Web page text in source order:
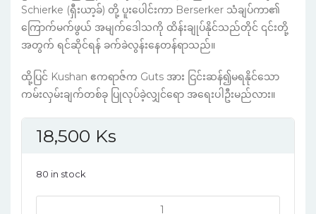
Schierke (ရှီးယာ့ခ်) တို့ ပူးပေါင်းကာ Berserker သံချပ်ကာ၏
ကြောက်မက်ဖွယ် အမျက်ဒေါသကို ထိန်းချုပ်နိုင်သည်တိုင် ၎င်းတို့
အတွက် ရင်ဆိုင်ရန် ခက်ခဲလွန်းနေတန်ရာသည်။
ထို့ပြင် Kushan ဧကရာဇ်က Guts အား ငြင်းဆန်၍မရနိုင်သော
ကမ်းလှမ်းချက်တစ်ခု ပြုလုပ်ခဲ့လျှင်ရော အရေးပါဦးမည်လား။
18,500 Ks
80 in stock